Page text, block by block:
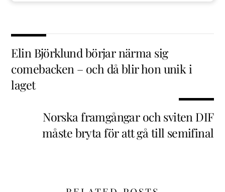
Elin Björklund börjar närma sig
comebacken – och då blir hon unik i
laget
Norska framgångar och sviten DIF
måste bryta för att gå till semifinal